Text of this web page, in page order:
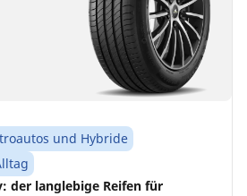
und Hybride
der langlebige Reifen für